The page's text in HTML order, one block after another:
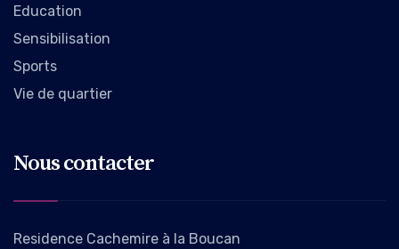
Education
Sensibilisation
Sports
Vie de quartier
Nous contacter
Residence Cachemire à la Boucan